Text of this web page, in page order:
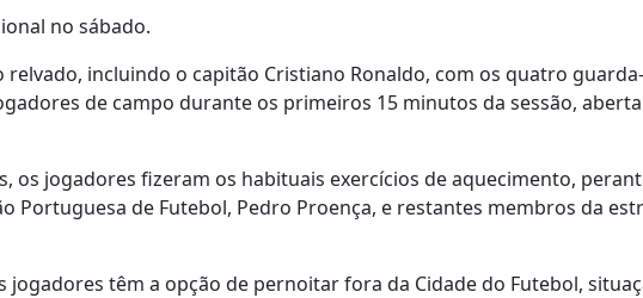
no sábado.
incluindo o capitão Cristiano Ronaldo, com os quatro
de campo durante os primeiros 15 minutos da sessão,
os jogadores fizeram os habituais exercícios de aquecimento,
Portuguesa de Futebol, Pedro Proença, e restantes membros da
jogadores têm a opção de pernoitar fora da Cidade do Futebol,